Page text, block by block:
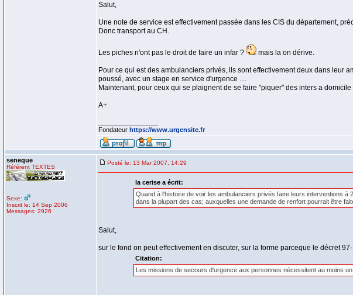
Salut,
Une note de service est effectivement passée dans les CIS du département,
Donc transport au CH.
Les piches n'ont pas le droit de faire un infar ? mais la on dérive.
Pour ce qui est des ambulanciers privés, ils sont effectivement deux dans leur
poussé, avec un stage en service d'urgence ....
Maintenant, pour ceux qui se plaignent de se faire "piquer" des inters a
A+
Fondateur https://www.urgensite.fr
seneque
Référent TEXTES
Sexe:
Inscrit le: 14 Sep 2006
Messages: 2926
Posté le: 13 Mar 2007, 14:29
la cerise a écrit:
Quand à l'histoire de voir les ambulanciers privés faire leurs interventions
dans la plupart des cas; auxquelles une demande de renfort pourrait être
Salut,
sur le fond on peut effectivement en discuter, sur la forme parceque le décret
Citation:
Les missions de secours d'urgence aux personnes nécessitent au moins